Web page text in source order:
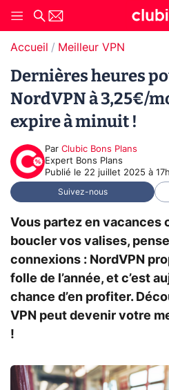
Accueil Meilleur VPN
Dernières heures
NordVPN à 3,25€/
expire à minuit !
Par Clubic Bons Plans
Expert Bons Plans
Publié le 22 juillet 2025 à
Suivez-nous
Vous partez en vacances
boucler vos valises,
connexions : NordVPN
folle de l’année, et c’est
chance d’en profiter.
VPN peut devenir votre
!